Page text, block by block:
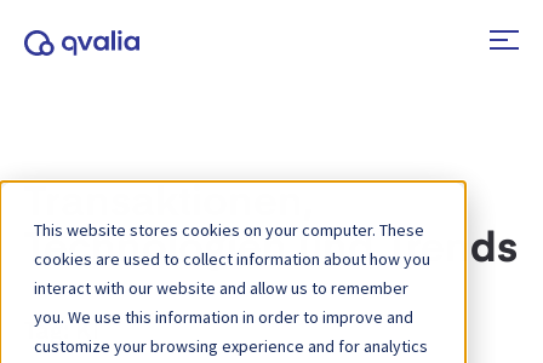
This website stores cookies on your computer. These
cookies are used to collect information about how you
interact with our website and allow us to remember
you. We use this information in order to improve and
customize your browsing experience and for analytics
Technologien und Trends
Tag: